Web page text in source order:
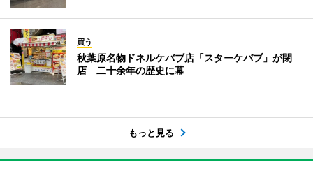
買う
秋葉原名物ドネルケバブ店「スターケバブ」が閉
店 二十余年の歴史に幕
もっと見る